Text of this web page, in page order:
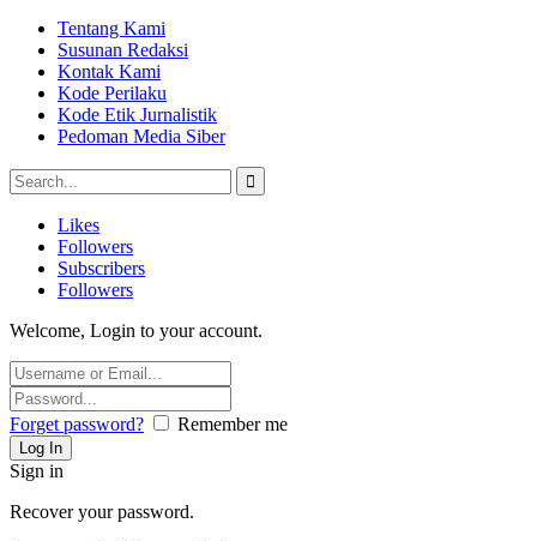
Tentang Kami
Susunan Redaksi
Kontak Kami
Kode Perilaku
Kode Etik Jurnalistik
Pedoman Media Siber
Likes
Followers
Subscribers
Followers
Welcome, Login to your account.
Forget password? Remember me
Sign in
Recover your password.